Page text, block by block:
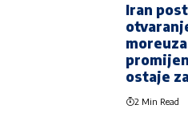
Iran
ostaje
2 Min Read